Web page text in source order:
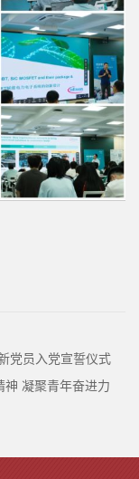
党员入党宣誓仪式
神 凝聚青年奋进力